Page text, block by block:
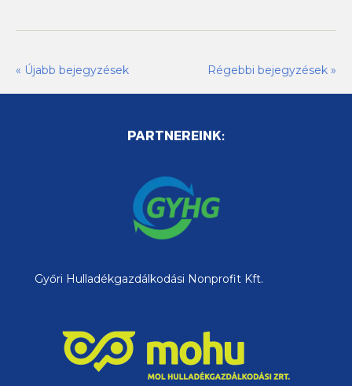
« Újabb bejegyzések Régebbi bejegyzések »
PARTNEREINK:
Győri Hulladékgazdálkodási Nonprofit Kft.